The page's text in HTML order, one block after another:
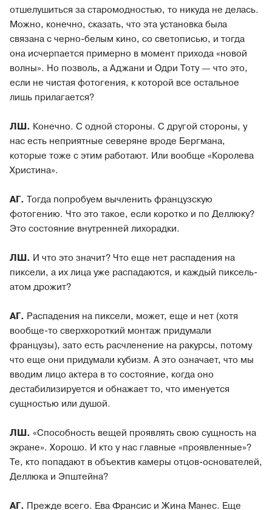
отшелушиться за старомодностью, то никуда не делась.
Можно, конечно, сказать, что эта установка была
связана с черно-белым кино, со светописью, и тогда
она исчерпается примерно в момент прихода «новой
волны». Но позволь, а Аджани и Одри Тоту — что это,
если не чистая фотогения, к которой все остальное
лишь прилагается?
ЛШ. Конечно. С одной стороны. С другой стороны, у
нас есть неприятные северяне вроде Бергмана,
которые тоже с этим работают. Или вообще «Королева
Христина».
АГ. Тогда попробуем вычленить французскую
фотогению. Что это такое, если коротко и по Деллюку?
Это состояние внутренней лихорадки.
ЛШ. И что это значит? Что еще нет распадения на
пиксели, а их лица уже распадаются, и каждый пиксель-
атом дрожит?
АГ. Распадения на пиксели, может, еще и нет (хотя
вообще-то сверхкороткий монтаж придумали
французы), зато есть расчленение на ракурсы, потому
что еще они придумали кубизм. А это означает, что мы
вводим лицо актера в то состояние, когда оно
дестабилизируется и обнажает то, что именуется
сущностью или душой.
ЛШ. «Способность вещей проявлять свою сущность на
экране». Хорошо. И кто у нас главные «проявленные»?
Те, кто попадают в объектив камеры отцов-основателей,
Деллюка и Эпштейна?
АГ. Прежде всего. Ева Франсис и Жина Манес. Еще